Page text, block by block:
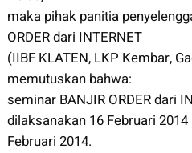
maka pihak panitia
ORDER dari INTERNET
(IIBF KLATEN, LKP Kembar,
memutuskan bahwa:
seminar BANJIR ORDER dari
dilaksanakan 16 Februari
Februari 2014.